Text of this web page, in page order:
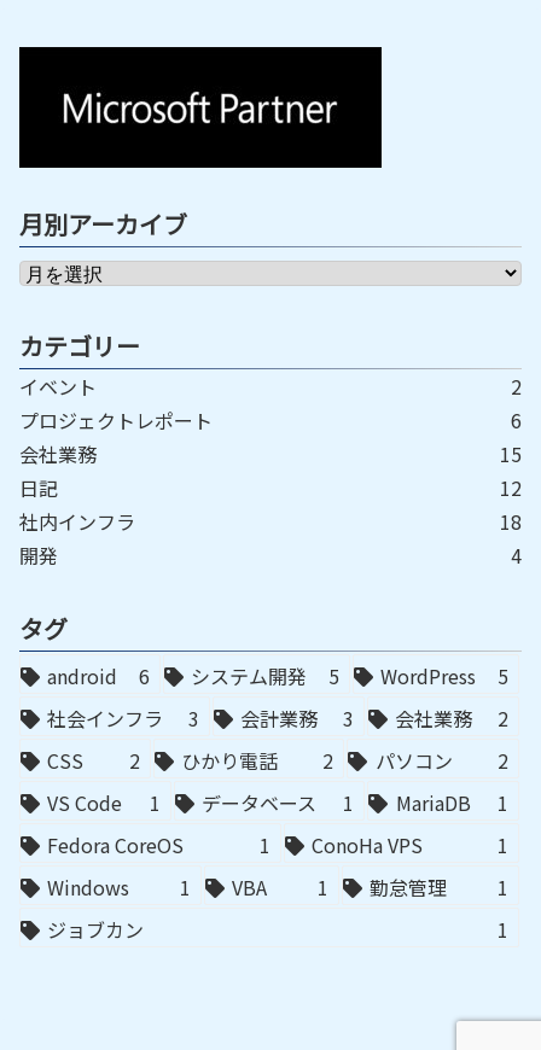
月別アーカイブ
カテゴリー
イベント
2
プロジェクトレポート
6
会社業務
15
日記
12
社内インフラ
18
開発
4
タグ
android 6 システム開発 5 WordPress
5
社会インフラ
3 会計業務 3 会社業務
2
CSS
2 ひかり電話 2 パソコン
2
VS Code
1 データベース 1 MariaDB
1
Fedora CoreOS
1 ConoHa VPS
1
Windows
1 VBA 1 勤怠管理
1
ジョブカン
1